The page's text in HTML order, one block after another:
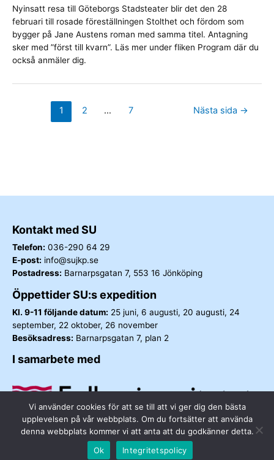
Nyinsatt resa till Göteborgs Stadsteater blir det den 28
februari till rosade föreställningen Stolthet och fördom som
bygger på Jane Austens roman med samma titel. Antagning
sker med ”först till kvarn”. Läs mer under fliken Program där du
också anmäler dig.
Sidnumrering
1 2 … 7 Nästa sida →
Kontakt med SU
Telefon: 036-290 64 29
E-post: info@sujkp.se
Postadress: Barnarpsgatan 7, 553 16 Jönköping
Öppettider SU:s expedition
Kl. 9-11 följande datum: 25 juni, 6 augusti, 20 augusti, 24
september, 22 oktober, 26 november
Besöksadress: Barnarpsgatan 7, plan 2
I samarbete med
Vi använder cookies för att se till att vi ger dig den bästa
upplevelsen på vår webbplats. Om du fortsätter att använda
denna webbplats kommer vi att anta att du godkänner detta.
Ok
Integritetspolicy